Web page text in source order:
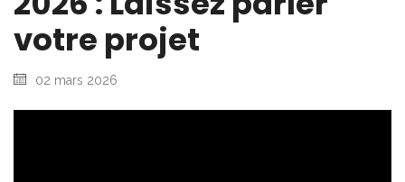
votre projet
02 mars 2026